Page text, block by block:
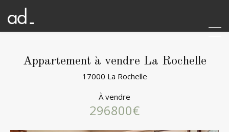
Appartement à vendre La Rochelle
17000 La Rochelle
À vendre
296800€